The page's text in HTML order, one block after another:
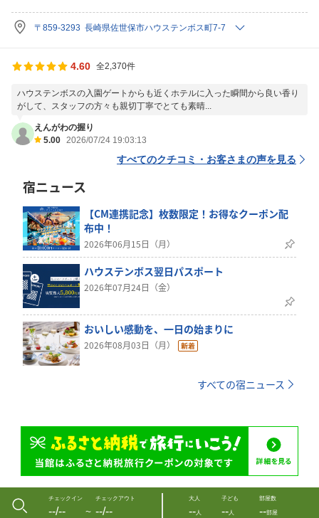
〒859-3293 長崎県佐世保市ハウステンボス町7-7
4.60 全2,370件
ハウステンボスの入園ゲートからも近くホテルに入った瞬間から良い香り
がして、スタッフの方々も親切丁寧でとても素晴...
えんがわの握り
5.00 2026/07/24 19:03:13
すべてのクチコミ・お客さまの声を見る
宿ニュース
【CM連携記念】枚数限定！お得なクーポン配
布中！
2026年06月15日（月）
ハウステンボス翌日パスポート
2026年07月24日（金）
おいしい感動を、一日の始まりに
2026年08月03日（月）
すべての宿ニュース
チェックイン
--/-- 〜
チェックアウト
--/--
大人
--人
子ども
--人
部屋数
--部屋